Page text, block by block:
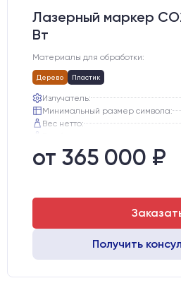
Лазерный маркер
Вт
Материалы для обработки:
Дерево Пластик
Излучатель:
Минимальный размер символа:
Вес нетто:
Транспортный габарит станка, мм:
от 365 000 ₽
Получить